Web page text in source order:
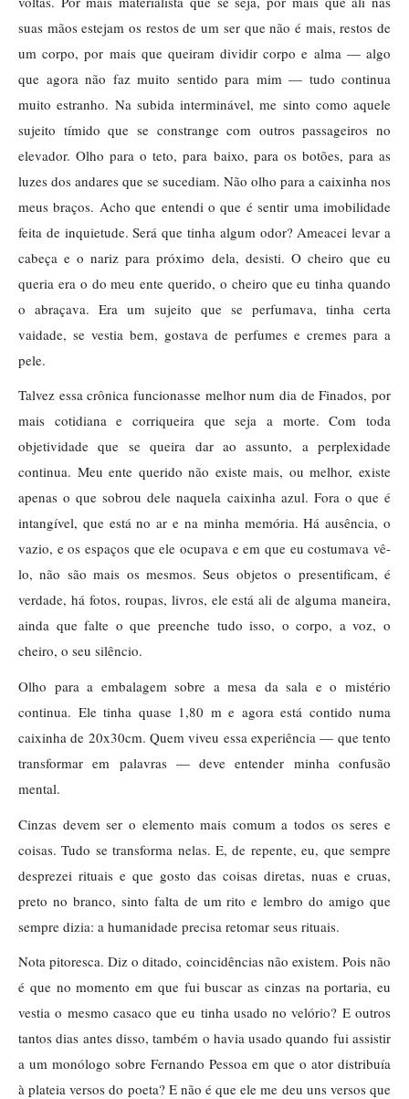
suas mãos estejam os restos de um ser que não é mais, restos de
um corpo, por mais que queiram dividir corpo e alma — algo
que agora não faz muito sentido para mim — tudo continua
muito estranho. Na subida interminável, me sinto como aquele
sujeito tímido que se constrange com outros passageiros no
elevador. Olho para o teto, para baixo, para os botões, para as
luzes dos andares que se sucediam. Não olho para a caixinha nos
meus braços. Acho que entendi o que é sentir uma imobilidade
feita de inquietude. Será que tinha algum odor? Ameacei levar a
cabeça e o nariz para próximo dela, desisti. O cheiro que eu
queria era o do meu ente querido, o cheiro que eu tinha quando
o abraçava. Era um sujeito que se perfumava, tinha certa
vaidade, se vestia bem, gostava de perfumes e cremes para a
pele.
Talvez essa crônica funcionasse melhor num dia de Finados, por
mais cotidiana e corriqueira que seja a morte. Com toda
objetividade que se queira dar ao assunto, a perplexidade
continua. Meu ente querido não existe mais, ou melhor, existe
apenas o que sobrou dele naquela caixinha azul. Fora o que é
intangível, que está no ar e na minha memória. Há ausência, o
vazio, e os espaços que ele ocupava e em que eu costumava vê-
lo, não são mais os mesmos. Seus objetos o presentificam, é
verdade, há fotos, roupas, livros, ele está ali de alguma maneira,
ainda que falte o que preenche tudo isso, o corpo, a voz, o
cheiro, o seu silêncio.
Olho para a embalagem sobre a mesa da sala e o mistério
continua. Ele tinha quase 1,80 m e agora está contido numa
caixinha de 20x30cm. Quem viveu essa experiência — que tento
transformar em palavras — deve entender minha confusão
mental.
Cinzas devem ser o elemento mais comum a todos os seres e
coisas. Tudo se transforma nelas. E, de repente, eu, que sempre
desprezei rituais e que gosto das coisas diretas, nuas e cruas,
preto no branco, sinto falta de um rito e lembro do amigo que
sempre dizia: a humanidade precisa retomar seus rituais.
Nota pitoresca. Diz o ditado, coincidências não existem. Pois não
é que no momento em que fui buscar as cinzas na portaria, eu
vestia o mesmo casaco que eu tinha usado no velório? E outros
tantos dias antes disso, também o havia usado quando fui assistir
a um monólogo sobre Fernando Pessoa em que o ator distribuía
à plateia versos do poeta? E não é que ele me deu uns versos que